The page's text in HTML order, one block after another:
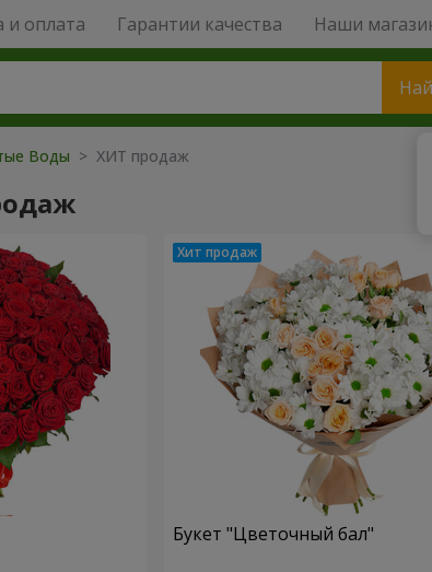
и оплата Гарантии качества Наши
Воды > ХИТ продаж
Букет "Цветочный бал"